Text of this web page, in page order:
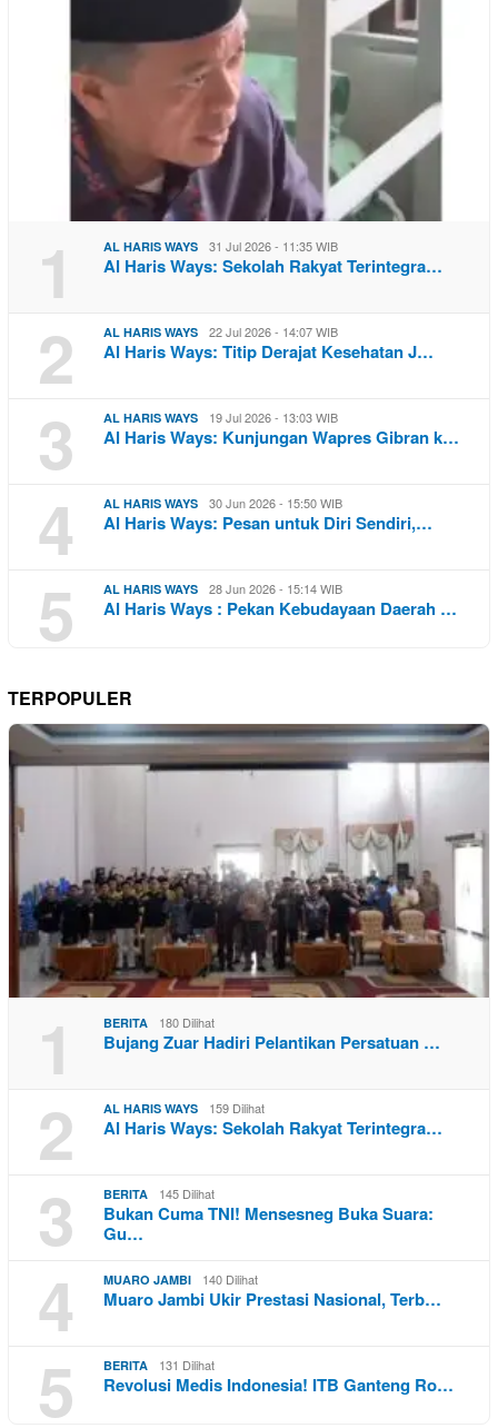
1 AL HARIS WAYS 31 Jul 2026 - 11:35 WIB
Al Haris Ways: Sekolah Rakyat Terintegra…
2 AL HARIS WAYS 22 Jul 2026 - 14:07 WIB
Al Haris Ways: Titip Derajat Kesehatan J…
3 AL HARIS WAYS 19 Jul 2026 - 13:03 WIB
Al Haris Ways: Kunjungan Wapres Gibran k…
4 AL HARIS WAYS 30 Jun 2026 - 15:50 WIB
Al Haris Ways: Pesan untuk Diri Sendiri,…
5 AL HARIS WAYS 28 Jun 2026 - 15:14 WIB
Al Haris Ways : Pekan Kebudayaan Daerah …
TERPOPULER
1 BERITA 180 Dilihat
Bujang Zuar Hadiri Pelantikan Persatuan …
2 AL HARIS WAYS 159 Dilihat
Al Haris Ways: Sekolah Rakyat Terintegra…
3 BERITA 145 Dilihat
Bukan Cuma TNI! Mensesneg Buka Suara:
Gu…
4 MUARO JAMBI 140 Dilihat
Muaro Jambi Ukir Prestasi Nasional, Terb…
5 BERITA 131 Dilihat
Revolusi Medis Indonesia! ITB Ganteng Ro…